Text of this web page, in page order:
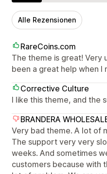
Negative Bewertungen
Alle Rezensionen
RareCoins.com
The theme is great! Very
been a great help when I
Corrective Culture
I like this theme, and the
BRANDERA
Very bad theme. A lot of
The support very very
weeks. And sometimes
customers because with